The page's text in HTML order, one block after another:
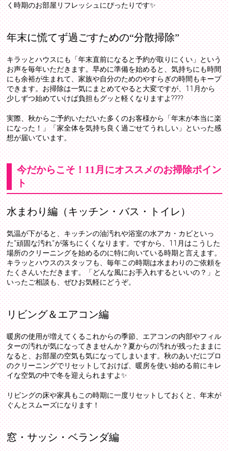
く時期のお部屋リフレッシュにぴったりです✨
年末に慌てず過ごすための“分散掃除”
キラッとハウスにも「年末直前になると予約が取りにくい」という
お声を毎年いただきます。早めに準備を始めると、気持ちにも時間
にも余裕が生まれて、家族や自分のためのやすらぎの時間もキープ
できます。お掃除は一気にまとめてやると大変ですが、11月から
少しずつ始めていけば負担もグッと軽くなりますよ????
実際、秋からご予約いただいた多くのお客様から「年末が本当に楽
になった！」「家全体を気持ち良く過ごせてうれしい」といった感
想が届いています。
今だからこそ！11月にオススメのお掃除ポイン
ト
水まわり編（キッチン・バス・トイレ）
気温が下がると、キッチンの油汚れや浴室の水アカ・カビといっ
た“頑固な汚れ”が落ちにくくなります。ですから、11月はこうした
場所のクリーニングを始めるのに特に向いている時期と言えます。
キラッとハウスのスタッフも、毎年この時期は水まわりのご依頼を
たくさんいただきます。「どんな風にお手入れするといいの？」と
いったご相談も、ぜひお気軽にどうぞ。
リビング＆エアコン編
暖房の使用が増えてくるこれからの季節、エアコンの内部やフィル
ターの汚れが気になってきませんか？夏からの汚れが残ったままに
なると、お部屋の空気も気になってしまいます。秋のあいだにプロ
のクリーニングでリセットしておけば、暖房を使い始める前にキレ
イな空気の中で冬を迎えられますよ✨
リビングの床や家具もこの時期に一度リセットしておくと、年末が
ぐんとスムーズになります！
窓・サッシ・ベランダ編